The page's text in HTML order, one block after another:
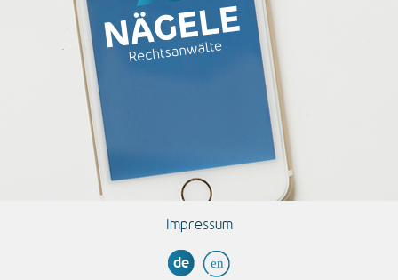
Impressum
de en